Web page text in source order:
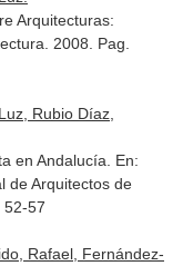
Arquitecturas:
. 2008. Pag.
Rubio Díaz,
en Andalucía. En:
de Arquitectos de
52-57
Rafael, Fernández-